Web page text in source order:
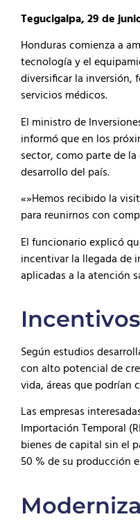
Tegucigalpa, 29 de
Honduras comienza a
tecnología y el
diversificar la inversión,
servicios médicos.
El ministro de
informó que en los
sector, como parte de
desarrollo del país.
«»Hemos recibido la
para reunirnos con
El funcionario explicó
incentivar la llegada de
aplicadas a la atención
Según estudios
con alto potencial de
vida, áreas que podrían
Las empresas
Importación Temporal
bienes de capital sin el
50 % de su producción